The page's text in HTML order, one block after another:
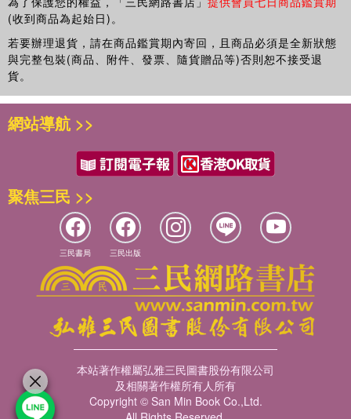
(收到商品為起始日)。
若要辦理退貨，請在商品鑑賞期內寄回，且商品必須是全新狀態
與完整包裝(商品、附件、發票、隨貨贈品等)否則恕不接受退
貨。
網站導航 >>
聚焦三民 >>
三民書局 三民出版
本站著作權屬弘雅三民圖書股份有限公司
及相關著作權所有人所有
Copyright © San Min Book Co.,Ltd.